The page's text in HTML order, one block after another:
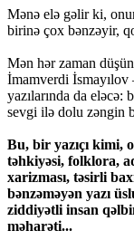
Mənə elə gəlir ki,
birinə çox bənzəyir,
Mən hər zaman
İmamverdi İsmayılov
yazılarında da eləcə:
sevgi ilə dolu zəngin
Bu, bir yazıçı kimi,
təhkiyəsi, folklora,
xarizması, təsirli
bənzəməyən yazı
ziddiyətli insan
məharəti...